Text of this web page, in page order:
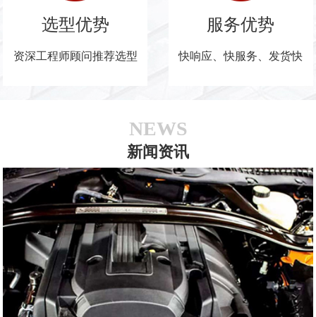
选型优势
资深工程师顾问推荐选型
服务优势
快响应、快服务、发货快
NEWS
新闻资讯